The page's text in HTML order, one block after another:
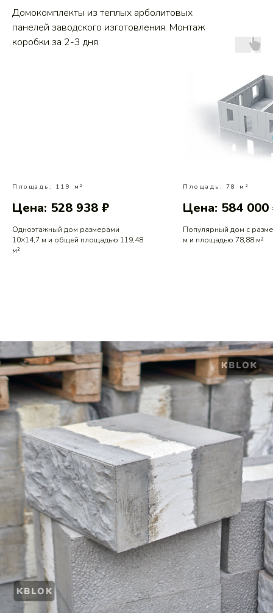
Домокомплекты из теплых арболитовых
панелей заводского изготовления. Монтаж
коробки за 2-3 дня.
Площадь: 119 м²
Цена: 528 938 ₽
Одноэтажный дом размерами
10×14,7 м и общей площадью 119,48
м²
Площадь: 78 м²
Цена: 584 000
Популярный дом с
м и площадью 78,88 м²